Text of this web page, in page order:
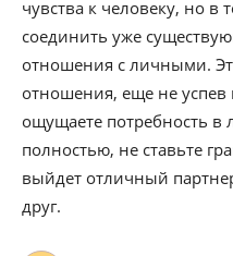
чувства к человеку, но в
соединить уже
отношения с личными.
отношения, еще не успев
ощущаете потребность в
полностью, не ставьте
выйдет отличный
друг.